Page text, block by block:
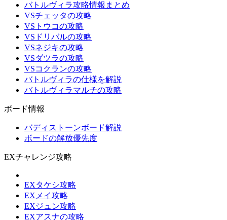
バトルヴィラ攻略情報まとめ
VSチェッタの攻略
VSトウコの攻略
VSドリバルの攻略
VSネジキの攻略
VSダツラの攻略
VSコクランの攻略
バトルヴィラの仕様を解説
バトルヴィラマルチの攻略
ボード情報
バディストーンボード解説
ボードの解放優先度
EXチャレンジ攻略
EXタケシ攻略
EXメイ攻略
EXジュン攻略
EXアスナの攻略